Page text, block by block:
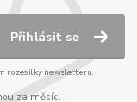
Přihlásit se
rozesílky newsletteru.
za měsíc.